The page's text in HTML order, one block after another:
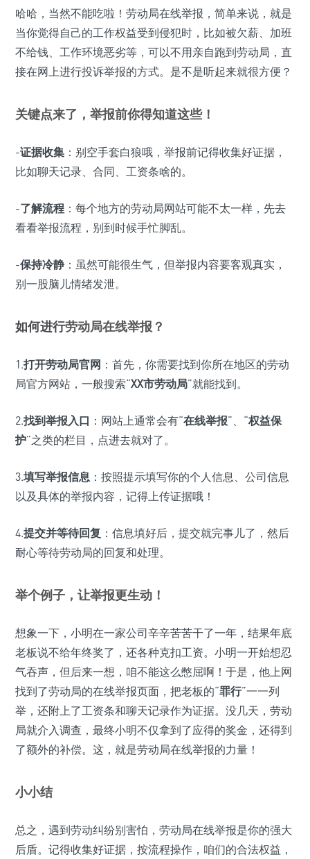
哈哈，当然不能吃啦！劳动局在线举报，简单来说，就是
当你觉得自己的工作权益受到侵犯时，比如被欠薪、加班
不给钱、工作环境恶劣等，可以不用亲自跑到劳动局，直
接在网上进行投诉举报的方式。是不是听起来就很方便？
关键点来了，举报前你得知道这些！
-证据收集 ：别空手套白狼哦，举报前记得收集好证据，
比如聊天记录、合同、工资条啥的。
-了解流程 ：每个地方的劳动局网站可能不太一样，先去
看看举报流程，别到时候手忙脚乱。
-保持冷静：虽然可能很生气，但举报内容要客观真实，
别一股脑儿情绪发泄。
如何进行劳动局在线举报？
1.打开劳动局官网 ：首先，你需要找到你所在地区的劳动
局官方网站，一般搜索“XX市劳动局”就能找到。
2.找到举报入口 ：网站上通常会有“在线举报”、“权益保
护”之类的栏目，点进去就对了。
3.填写举报信息 ：按照提示填写你的个人信息、公司信息
以及具体的举报内容，记得上传证据哦！
4.提交并等待回复 ：信息填好后，提交就完事儿了，然后
耐心等待劳动局的回复和处理。
举个例子，让举报更生动！
想象一下，小明在一家公司辛辛苦苦干了一年，结果年底
老板说不给年终奖了，还各种克扣工资。小明一开始想忍
气吞声，但后来一想，咱不能这么憋屈啊！于是，他上网
找到了劳动局的在线举报页面，把老板的“罪行”一一列
举，还附上了工资条和聊天记录作为证据。没几天，劳动
局就介入调查，最终小明不仅拿到了应得的奖金，还得到
了额外的补偿。这，就是劳动局在线举报的力量！
小小结
总之，遇到劳动纠纷别害怕，劳动局在线举报是你的强大
后盾。记得收集好证据，按流程操作，咱们的合法权益，